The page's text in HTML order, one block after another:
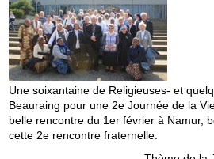
Une soixantaine de Religieuses- et
Beauraing pour une 2e Journée de la
belle rencontre du 1er février à Namur,
cette 2e rencontre fraternelle.